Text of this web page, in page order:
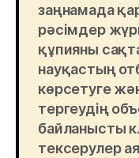
заңнамада
рәсімдер
құпияны
науқастың
көрсетуге
тергеудің
байланысты
тексерулер